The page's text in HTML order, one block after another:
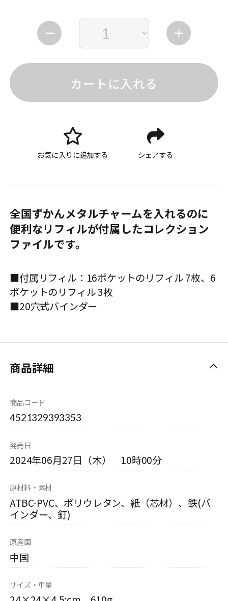
カートに入れる
お気に入りに追加する シェアする
全国ずかんメタルチャームを入れるのに
便利なリフィルが付属したコレクション
ファイルです。
■付属リフィル：16ポケットのリフィル 7枚、6
ポケットのリフィル 3枚
■20穴式バインダー
商品詳細
商品コード
4521329393353
発売日
2024年06月27日（木） 10時00分
原材料・素材
ATBC-PVC、ポリウレタン、紙（芯材）、鉄(バ
インダー、釘)
原産国
中国
サイズ・重量